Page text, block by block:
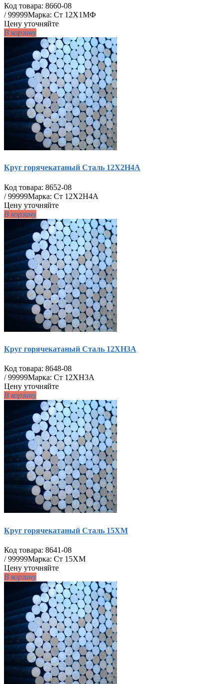
Код товара: 8660-08
/99999Марка: Ст 12Х1МФ
Цену уточняйте
В корзину
Круг горячекатаный Сталь 12Х2Н4А
Код товара: 8652-08
/99999Марка: Ст 12Х2Н4А
Цену уточняйте
В корзину
Круг горячекатаный Сталь 12ХН3А
Код товара: 8648-08
/99999Марка: Ст 12ХН3А
Цену уточняйте
В корзину
Круг горячекатаный Сталь 15ХМ
Код товара: 8641-08
/99999Марка: Ст 15ХМ
Цену уточняйте
В корзину